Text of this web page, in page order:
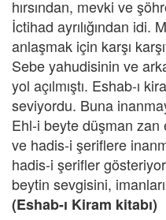
hırsından, mevki ve
İctihad ayrılığından idi.
anlaşmak için karşı
Sebe yahudisinin ve
yol açılmıştı. Eshab-ı
seviyordu. Buna
Ehl-i beyte düşman
ve hadis-i şeriflere
hadis-i şerifler
beytin sevgisini,
(Eshab-ı Kiram kitabı)